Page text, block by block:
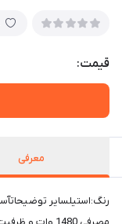
قیمت:
معرفی